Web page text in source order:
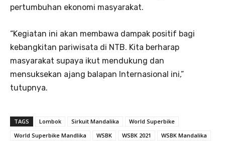
pertumbuhan ekonomi masyarakat.
“Kegiatan ini akan membawa dampak positif bagi
kebangkitan pariwisata di NTB. Kita berharap
masyarakat supaya ikut mendukung dan
mensuksekan ajang balapan Internasional ini,”
tutupnya.
TAGS Lombok Sirkuit Mandalika
World Superbike
World Superbike Mandlika
WSBK WSBK 2021 WSBK Mandalika